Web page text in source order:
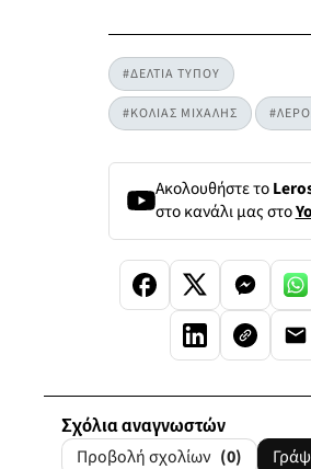
#ΔΕΛΤΙΑ ΤΥΠΟΥ
#ΚΟΛΙΑΣ ΜΙΧΑΛΗΣ
Ακολουθήστε το
στο κανάλι μας στο
Σχόλια αναγνωστών
Προβολή σχολίων (0)